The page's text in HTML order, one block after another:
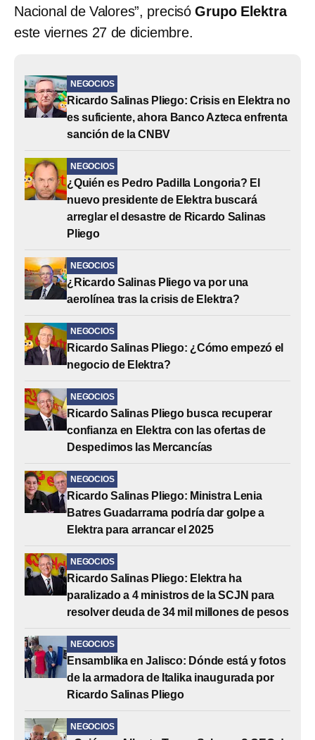
Nacional de Valores”, precisóGrupo Elektra
este viernes 27 de diciembre.
NEGOCIOS
Ricardo Salinas Pliego: Crisis en Elektra no
es suficiente, ahora Banco Azteca enfrenta
sanción de la CNBV
NEGOCIOS
¿Quién es Pedro Padilla Longoria? El
nuevo presidente de Elektra buscará
arreglar el desastre de Ricardo Salinas
Pliego
NEGOCIOS
¿Ricardo Salinas Pliego va por una
aerolínea tras la crisis de Elektra?
NEGOCIOS
Ricardo Salinas Pliego: ¿Cómo empezó el
negocio de Elektra?
NEGOCIOS
Ricardo Salinas Pliego busca recuperar
confianza en Elektra con las ofertas de
Despedimos las Mercancías
NEGOCIOS
Ricardo Salinas Pliego: Ministra Lenia
Batres Guadarrama podría dar golpe a
Elektra para arrancar el 2025
NEGOCIOS
Ricardo Salinas Pliego: Elektra ha
paralizado a 4 ministros de la SCJN para
resolver deuda de 34 mil millones de pesos
NEGOCIOS
Ensamblika en Jalisco: Dónde está y fotos
de la armadora de Italika inaugurada por
Ricardo Salinas Pliego
NEGOCIOS